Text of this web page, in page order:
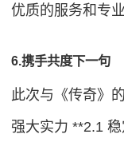
优质的服务和专
6.携手共度下一句
此次与《传奇》
强大实力 **2.1